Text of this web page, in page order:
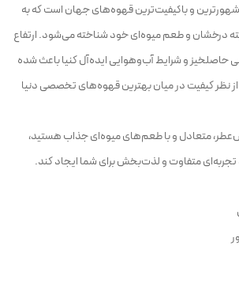
و باکیفیت‌ترین قهوه‌های جهان است که به
درخشان و طعم میوه‌ای خود شناخته می‌شود. ارتفاع
حاصلخیز و شرایط آب‌وهوایی ایده‌آل کنیا باعث شده
نظر کیفیت در میان بهترین قهوه‌های تخصصی دنیا
متعادل و با طعم‌های میوه‌ای جذاب هستید،
تجربه‌ای متفاوت و لذت‌بخش برای شما ایجاد کند.